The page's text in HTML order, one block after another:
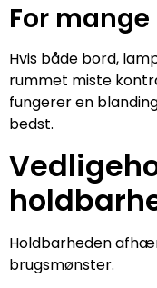
For
Hvis både bord,
rummet miste
fungerer en
bedst.
Holdbarheden
brugsmønster.